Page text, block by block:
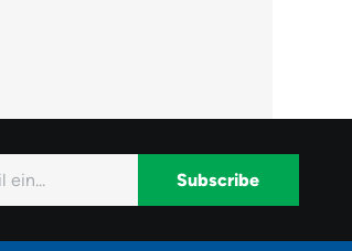
Subscribe